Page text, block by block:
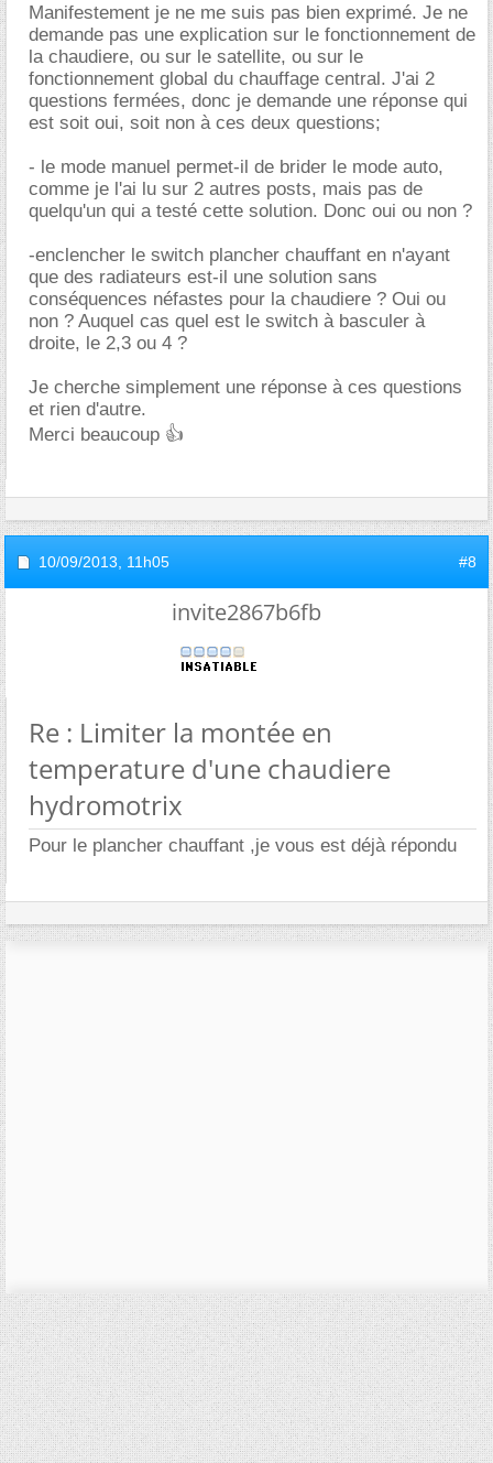
Manifestement je ne me suis pas bien exprimé. Je ne
demande pas une explication sur le fonctionnement de
la chaudiere, ou sur le satellite, ou sur le
fonctionnement global du chauffage central. J'ai 2
questions fermées, donc je demande une réponse qui
est soit oui, soit non à ces deux questions;
- le mode manuel permet-il de brider le mode auto,
comme je l'ai lu sur 2 autres posts, mais pas de
quelqu'un qui a testé cette solution. Donc oui ou non ?
-enclencher le switch plancher chauffant en n'ayant
que des radiateurs est-il une solution sans
conséquences néfastes pour la chaudiere ? Oui ou
non ? Auquel cas quel est le switch à basculer à
droite, le 2,3 ou 4 ?
Je cherche simplement une réponse à ces questions
et rien d'autre.
Merci beaucoup 👍
10/09/2013, 11h05 #8
invite2867b6fb
Re : Limiter la montée en
temperature d'une chaudiere
hydromotrix
Pour le plancher chauffant ,je vous est déjà répondu